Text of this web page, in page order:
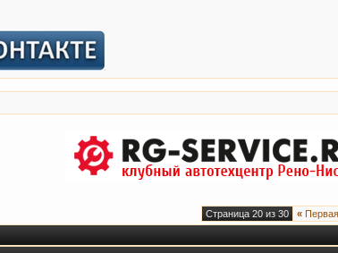
Страница 20 из 30 « Первая